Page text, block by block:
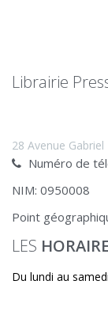
Librairie
28 Avenue Gabriel
Numéro de
NIM: 0950008
Point
LES
Du lundi au samedi